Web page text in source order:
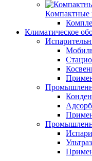
Компактные
Климатическое